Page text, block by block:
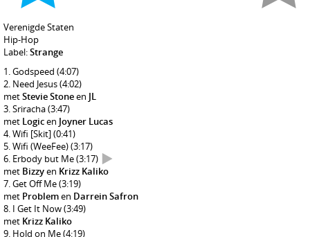
Verenigde Staten
Hip-Hop
Label:Strange
Godspeed (4:07)
Need Jesus(4:02)
metStevie Stoneen JL
Sriracha(3:47)
met Logicen Joyner Lucas
Wifi [Skit](0:41)
Wifi (WeeFee)(3:17)
Erbody but Me(3:17)
met Bizzyen Krizz Kaliko
Get Off Me(3:19)
met Problemen Darrein Safron
I Get It Now(3:49)
met Krizz Kaliko
Hold on Me(4:19)